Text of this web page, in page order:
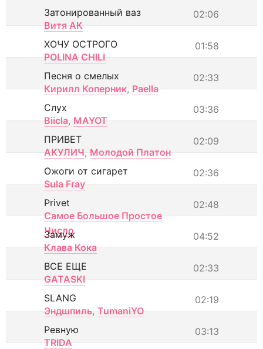
02:06
Затонированный ваз
Витя АК
01:58
ХОЧУ ОСТРОГО
POLINA CHILI
02:33
Песня о смелых
Кирилл Коперник, Paella
03:36
Слух
Biicla, MAYOT
02:09
ПРИВЕТ
АКУЛИЧ, Молодой Платон
02:36
Ожоги от сигарет
Sula Fray
02:48
Privet
Самое Большое Простое
Число
04:52
Замуж
Клава Кока
02:33
ВСЕ ЕЩЕ
GATASKI
02:19
SLANG
Эндшпиль, TumaniYO
03:13
Ревную
TRIDA